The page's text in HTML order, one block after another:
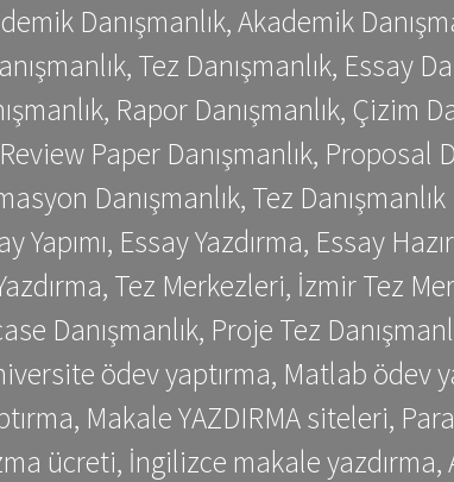
Danışmanlık, Akademik
Tez Danışmanlık, Essay
Rapor Danışmanlık, Çizim
Review Paper Danışmanlık, Proposal
Danışmanlık, Tez Danışmanlık
Yapımı, Essay Yazdırma, Essay
Tez Merkezleri, İzmir Tez
Danışmanlık, Proje Tez
ödev yaptırma, Matlab ödev
Makale YAZDIRMA siteleri,
ücreti, İngilizce makale yazdırma,